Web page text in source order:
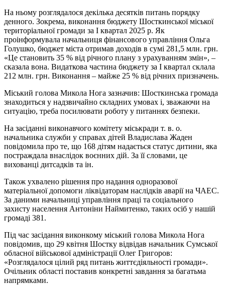
На ньому розглядалося декілька десятків питань порядку
денного. Зокрема, виконання бюджету Шосткинської міської
територіальної громади за І квартал 2025 р. Як
проінформувала начальниця фінансового управління Ольга
Голушко, бюджет міста отримав доходів в сумі 281,5 млн. грн.
«Це становить 35 % від річного плану з урахуванням змін», –
сказала вона. Видаткова частина бюджету за І квартал склала
212 млн. грн. Виконання – майже 25 % від річних призначень.
Міський голова Микола Нога зазначив: Шосткинська громада
знаходиться у надзвичайно складних умовах і, зважаючи на
ситуацію, треба посилювати роботу у питаннях безпеки.
На засіданні виконавчого комітету міськради т. в. о.
начальника служби у справах дітей Владислава Жаден
повідомила про те, що 168 дітям надається статус дитини, яка
постраждала внаслідок воєнних дій. За її словами, це
вихованці дитсадків та ін.
Також ухвалено рішення про надання одноразової
матеріальної допомоги ліквідаторам наслідків аварії на ЧАЕС.
За даними начальниці управління праці та соціального
захисту населення Антоніни Наймитенко, таких осіб у нашій
громаді 381.
Під час засідання виконкому міський голова Микола Нога
повідомив, що 29 квітня Шостку відвідав начальник Сумської
обласної військової адміністрації Олег Григоров:
«Розглядалося цілий ряд питань життєдіяльності громади».
Очільник області поставив конкретні завдання за багатьма
напрямками.